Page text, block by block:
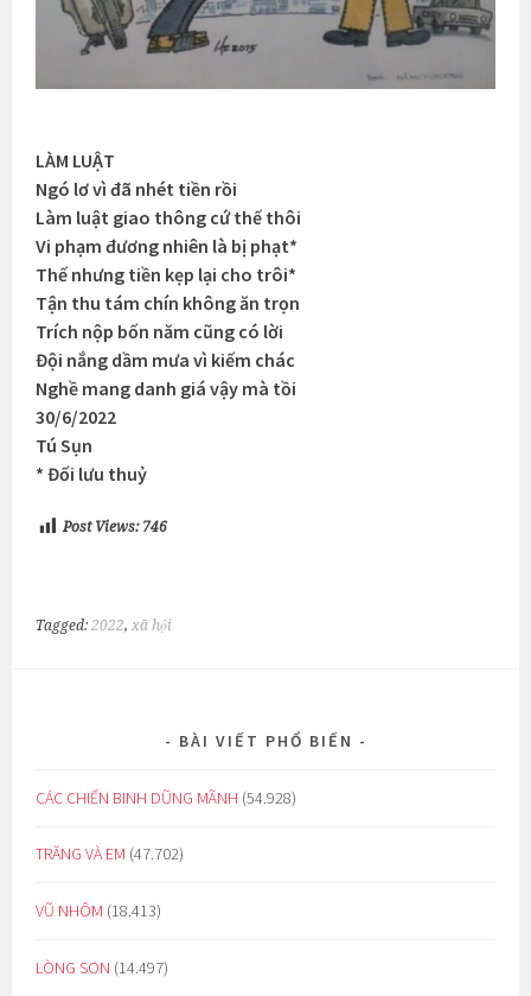
LÀM LUẬT
Ngó lơ vì đã nhét tiền rồi
Làm luật giao thông cứ thế thôi
Vi phạm đương nhiên là bị phạt*
Thế nhưng tiền kẹp lại cho trôi*
Tận thu tám chín không ăn trọn
Trích nộp bốn năm cũng có lời
Đội nắng dầm mưa vì kiếm chác
Nghề mang danh giá vậy mà tồi
30/6/2022
Tú Sụn
* Đối lưu thuỷ
Post Views: 746
Tagged:2022, xã hội
BÀI VIẾT PHỔ BIẾN
CÁC CHIẾN BINH DŨNG MÃNH (54.928)
TRĂNG VÀ EM (47.702)
VŨ NHÔM (18.413)
LÒNG SON (14.497)